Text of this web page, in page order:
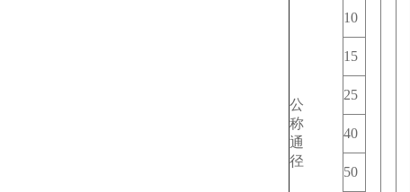
公
称
通
径
10
15
25
40
50